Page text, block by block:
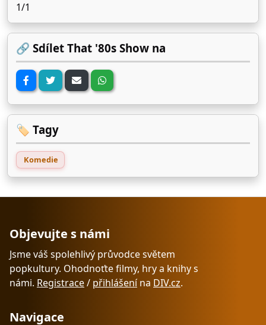
1/1
🔗 Sdílet That '80s Show na
🏷️ Tagy
Komedie
Objevujte s námi
Jsme váš spolehlivý průvodce světem
popkultury. Ohodnoťte filmy, hry a knihy s
námi. Registrace/ přihlášenína DIV.cz.
Navigace